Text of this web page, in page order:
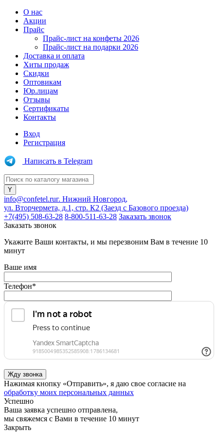
О нас
Акции
Прайс
Прайс-лист на конфеты 2026
Прайс-лист на подарки 2026
Доставка и оплата
Хиты продаж
Скидки
Оптовикам
Юр.лицам
Отзывы
Сертификаты
Контакты
Вход
Регистрация
Написать в Telegram
info@confetel.ruг. Нижний Новгород,
ул. Вторчермета, д.1, стр. К2 (Заезд с Базового проезда)
+7(495) 508-63-28 8-800-511-63-28 Заказать звонок
Заказать звонок
Укажите Ваши контакты, и мы перезвоним Вам в течение 10
минут
Ваше имя
Телефон*
Нажимая кнопку «Отправить», я даю свое согласие на
обработку моих персональных данных
Успешно
Ваша заявка успешно отправлена,
мы свяжемся с Вами в течение 10 минут
Закрыть